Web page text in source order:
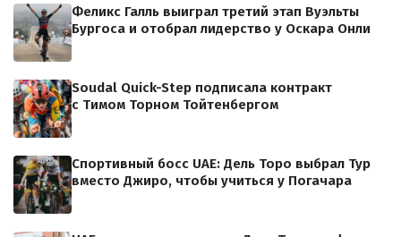
Феликс Галль выиграл третий этап Вуэльты
Бургоса и отобрал лидерство у Оскара Онли
Soudal Quick-Step подписала контракт
с Тимом Торном Тойтенбергом
Спортивный босс UAE: Дель Торо выбрал Тур
вместо Джиро, чтобы учиться у Погачара